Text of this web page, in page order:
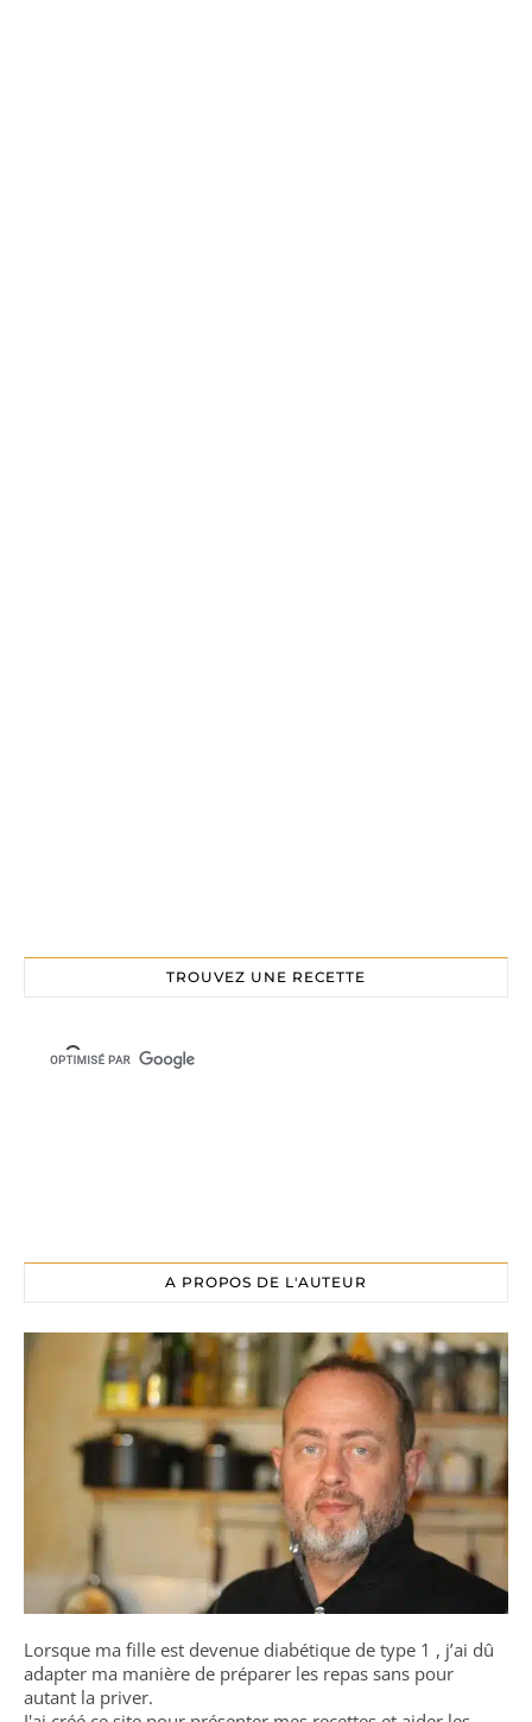
TROUVEZ UNE RECETTE
A PROPOS DE L'AUTEUR
Lorsque ma fille est devenue diabétique de type 1 , j’ai dû
adapter ma manière de préparer les repas sans pour
autant la priver.